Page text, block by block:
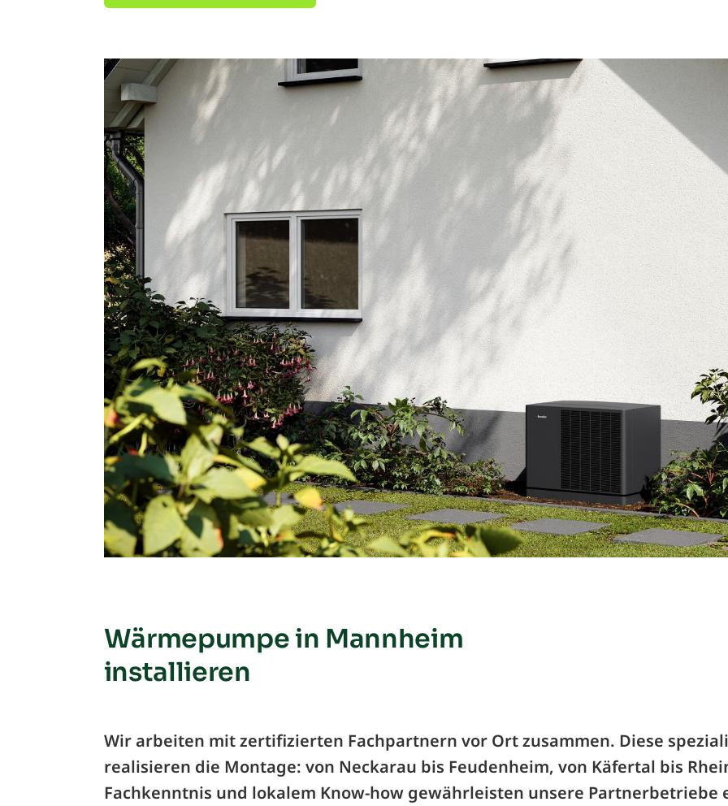
Wärmepumpe in Mannheim
installieren
Wir arbeiten mit zertifizierten Fachpartnern vor Ort zusammen. Diese
realisieren die Montage: von Neckarau bis Feudenheim, von Käfertal bis
Fachkenntnis und lokalem Know-how gewährleisten unsere Partnerbetriebe